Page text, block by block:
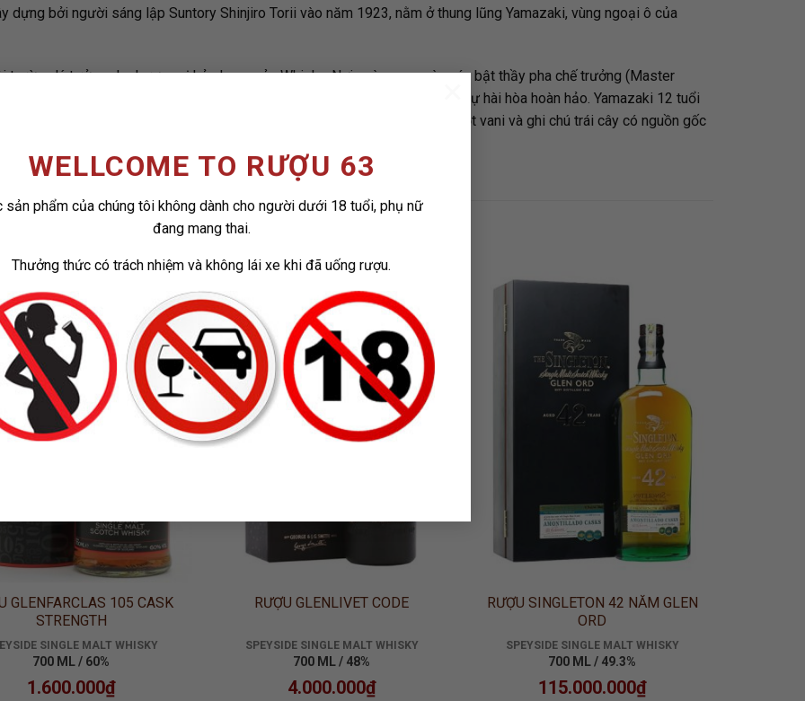
WELLCOME TO RƯỢU 63
sản phẩm của chúng tôi không dành cho người dưới 18 tuổi, phụ nữ
đang mang thai.
Thưởng thức có trách nhiệm và không lái xe khi đã uống rượu.
bởi người sáng lập Suntory Shinjiro Torii vào năm 1923, nằm ở thung lũng Yamazaki, vùng ngoại ô của
trường lý tưởng cho hương vị hảo hạng của Whisky. Nơi ngày qua ngày các bật thầy pha chế trưởng (Master
là tạo ra loại whisky lý tưởng và ngày nay mỗi chai rượu Yamazaki là một sự hài hòa hoàn hảo. Yamazaki 12 tuổi
gỗ sồi tinh tế khác nhau: Mỹ, Tây Ban Nha và Nhật Bản. Mang vị ngọt vani và ghi chú trái cây có nguồn gốc
thời gian trưởng thành trong thùng gỗ sồi sherry và thùng Nhật Bản.
ADD TO
WISHLIST
GLENFARCLAS 105 CASK
STRENGTH
SINGLE MALT WHISKY
700 ML / 60%
1.600.000₫
ADD TO
WISHLIST
RƯỢU GLENLIVET CODE
SPEYSIDE SINGLE MALT WHISKY
700 ML / 48%
4.000.000₫
ADD TO
WISHLIST
RƯỢU SINGLETON 42 NĂM GLEN
ORD
SPEYSIDE SINGLE MALT WHISKY
700 ML / 49.3%
115.000.000₫